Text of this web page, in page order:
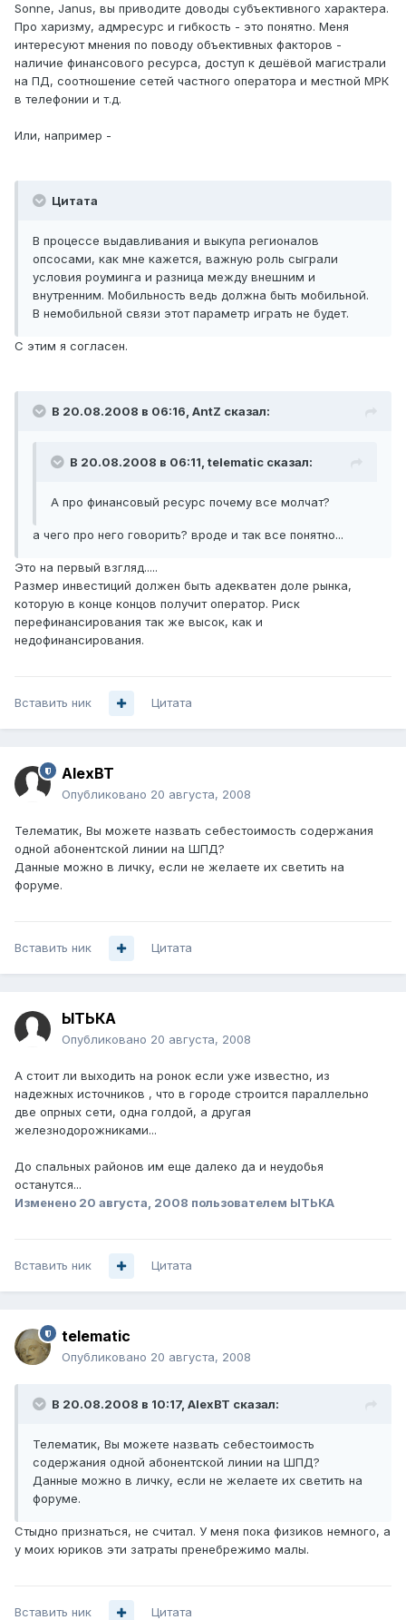
Sonne, Janus, вы приводите доводы субъективного характера.
Про харизму, адмресурс и гибкость - это понятно. Меня
интересуют мнения по поводу объективных факторов -
наличие финансового ресурса, доступ к дешёвой магистрали
на ПД, соотношение сетей частного оператора и местной МРК
в телефонии и т.д.
Или, например -
Цитата
В процессе выдавливания и выкупа регионалов
опсосами, как мне кажется, важную роль сыграли
условия роуминга и разница между внешним и
внутренним. Мобильность ведь должна быть мобильной.
В немобильной связи этот параметр играть не будет.
С этим я согласен.
В 20.08.2008 в 06:16, AntZ сказал:
В 20.08.2008 в 06:11, telematic сказал:
А про финансовый ресурс почему все молчат?
а чего про него говорить? вроде и так все понятно...
Это на первый взгляд.....
Размер инвестиций должен быть адекватен доле рынка,
которую в конце концов получит оператор. Риск
перефинансирования так же высок, как и
недофинансирования.
Вставить ник Цитата
AlexBT
Опубликовано 20 августа, 2008
Телематик, Вы можете назвать себестоимость содержания
одной абонентской линии на ШПД?
Данные можно в личку, если не желаете их светить на
форуме.
Вставить ник Цитата
ЫТЬКА
Опубликовано 20 августа, 2008
А стоит ли выходить на ронок если уже известно, из
надежных источников , что в городе строится параллельно
две опрных сети, одна голдой, а другая
железнодорожниками...
До спальных районов им еще далеко да и неудобья
останутся...
Изменено 20 августа, 2008 пользователем ЫТЬКА
Вставить ник Цитата
telematic
Опубликовано 20 августа, 2008
В 20.08.2008 в 10:17, AlexBT сказал:
Телематик, Вы можете назвать себестоимость
содержания одной абонентской линии на ШПД?
Данные можно в личку, если не желаете их светить на
форуме.
Стыдно признаться, не считал. У меня пока физиков немного, а
у моих юриков эти затраты пренебрежимо малы.
Вставить ник Цитата